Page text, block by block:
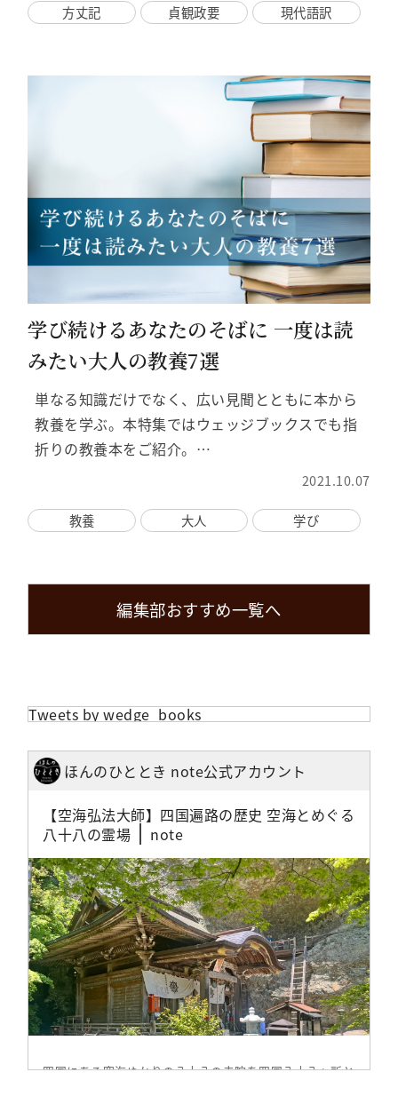
方丈記 貞観政要 現代語訳
学び続けるあなたのそばに 一度は読
みたい大人の教養7選
単なる知識だけでなく、広い見聞とともに本から
教養を学ぶ。本特集ではウェッジブックスでも指
折りの教養本をご紹介。…
2021.10.07
教養 大人 学び
編集部おすすめ一覧へ
Tweets by wedge_books
ほんのひととき note公式アカウント
【空海弘法大師】四国遍路の歴史 空海とめぐる
八十八の霊場
note
四国にある空海ゆかりの八十八の寺院を四国八十八ヶ所と